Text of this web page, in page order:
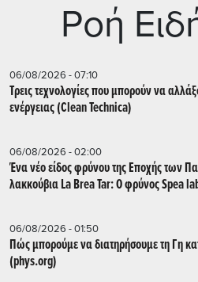
Ρoή
06/08/2026 - 07:10
Τρεις τεχνολογίες που μπορούν να
ενέργειας (Clean Technica)
06/08/2026 - 02:00
Ένα νέο είδος φρύνου της Εποχής των
λακκούβια La Brea Tar: Ο φρύνος Spea
06/08/2026 - 01:50
Πώς μπορούμε να διατηρήσουμε τη Γη
(phys.org)